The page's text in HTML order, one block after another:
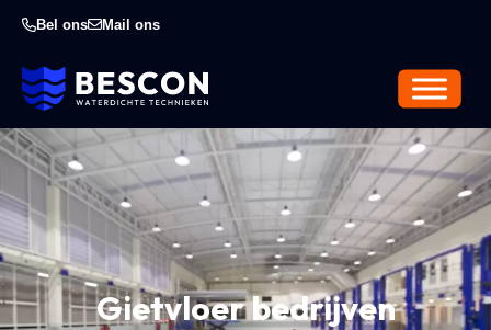
Bel ons Mail ons
Gietvloer bedrijven